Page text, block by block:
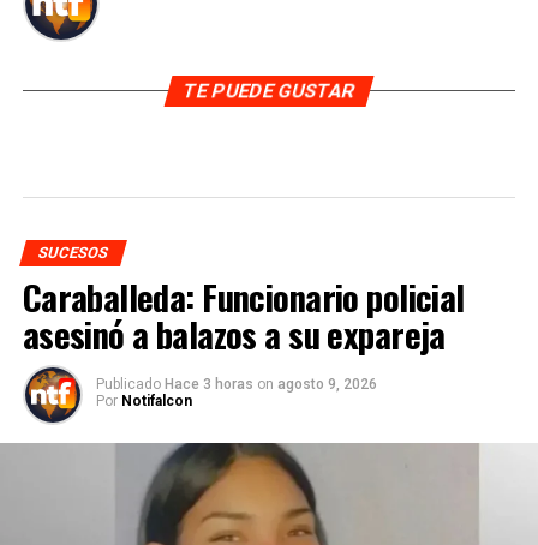
TE PUEDE GUSTAR
SUCESOS
Caraballeda: Funcionario policial
asesinó a balazos a su expareja
Publicado Hace 3 horas on agosto 9, 2026
Por Notifalcon